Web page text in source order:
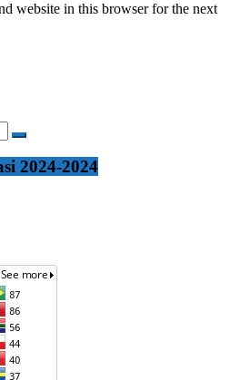
website in this browser for the next
2024-2024